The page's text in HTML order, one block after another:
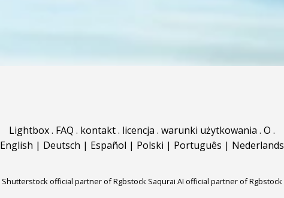
Lightbox. FAQ . kontakt. licencja . warunki użytkowania . O .
English | Deutsch | Español | Polski | Português | Nederlands
Shutterstock official partner of Rgbstock Saqurai AI official partner of Rgbstock